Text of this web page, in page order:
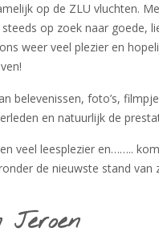
op de ZLU vluchten.
op zoek naar goede,
weer veel plezier en
belevenissen, foto’s,
en natuurlijk de
veel leesplezier en……..
de nieuwste stand van
Jeroen